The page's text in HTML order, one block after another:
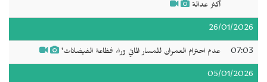
أكثر عدالة
26/01/2026
07:03 عدم احترام العمران للمسار المائي وراء فظاعة الفيضانات'
05/01/2026